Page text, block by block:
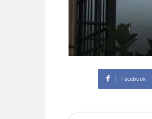
Facebook